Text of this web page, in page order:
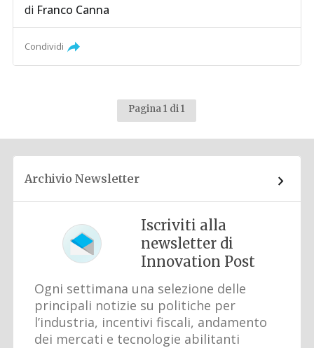
di Franco Canna
Condividi
Pagina 1 di 1
Archivio Newsletter
Iscriviti alla
newsletter di
Innovation Post
Ogni settimana una selezione delle
principali notizie su politiche per
l’industria, incentivi fiscali, andamento
dei mercati e tecnologie abilitanti